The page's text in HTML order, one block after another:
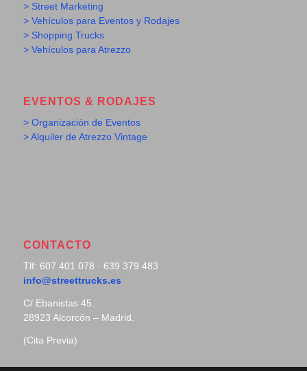
> Street Marketing
> Vehículos para Eventos y Rodajes
> Shopping Trucks
> Vehículos para Atrezzo
EVENTOS & RODAJES
> Organización de Eventos
> Alquiler de Atrezzo Vintage
CONTACTO
Tlf: 607 401 078 · 639 379 483
info@streettrucks.es
C/ Ebanistas 45.
28923 Alcorcón – Madrid.
(Cita Previa)